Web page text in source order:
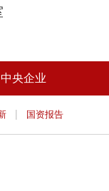
中央企业
| 国资报告